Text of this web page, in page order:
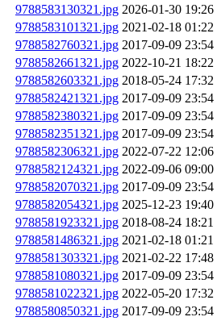
9788583130321.jpg 2026-01-30 19:26
9788583101321.jpg 2021-02-18 01:22
9788582760321.jpg 2017-09-09 23:54
9788582661321.jpg 2022-10-21 18:22
9788582603321.jpg 2018-05-24 17:32
9788582421321.jpg 2017-09-09 23:54
9788582380321.jpg 2017-09-09 23:54
9788582351321.jpg 2017-09-09 23:54
9788582306321.jpg 2022-07-22 12:06
9788582124321.jpg 2022-09-06 09:00
9788582070321.jpg 2017-09-09 23:54
9788582054321.jpg 2025-12-23 19:40
9788581923321.jpg 2018-08-24 18:21
9788581486321.jpg 2021-02-18 01:21
9788581303321.jpg 2021-02-22 17:48
9788581080321.jpg 2017-09-09 23:54
9788581022321.jpg 2022-05-20 17:32
9788580850321.jpg 2017-09-09 23:54